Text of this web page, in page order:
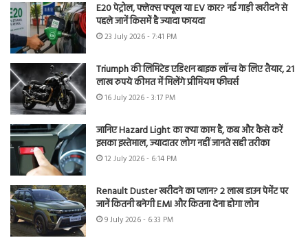
E20 पेट्रोल, फ्लेक्स फ्यूल या EV कार? नई गाड़ी खरीदने से
पहले जानें किसमें है ज्यादा फायदा
23 July 2026 - 7:41 PM
Triumph की लिमिटेड एडिशन बाइक लॉन्च के लिए तैयार, 21
लाख रुपये कीमत में मिलेंगे प्रीमियम फीचर्स
16 July 2026 - 3:17 PM
जानिए Hazard Light का क्या काम है, कब और कैसे करें
इसका इस्तेमाल, ज्यादातर लोग नहीं जानते सही तरीका
12 July 2026 - 6:14 PM
Renault Duster खरीदने का प्लान? 2 लाख डाउन पेमेंट पर
जानें कितनी बनेगी EMI और कितना देना होगा लोन
9 July 2026 - 6:33 PM